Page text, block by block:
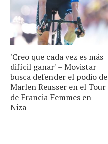
'Creo que cada vez es más
difícil ganar' – Movistar
busca defender el podio de
Marlen Reusser en el Tour
de Francia Femmes en
Niza